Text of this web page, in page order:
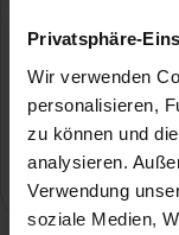
Privatsphäre-
Wir verwenden
personalisieren,
zu können und
analysieren.
Verwendung
soziale Medien,